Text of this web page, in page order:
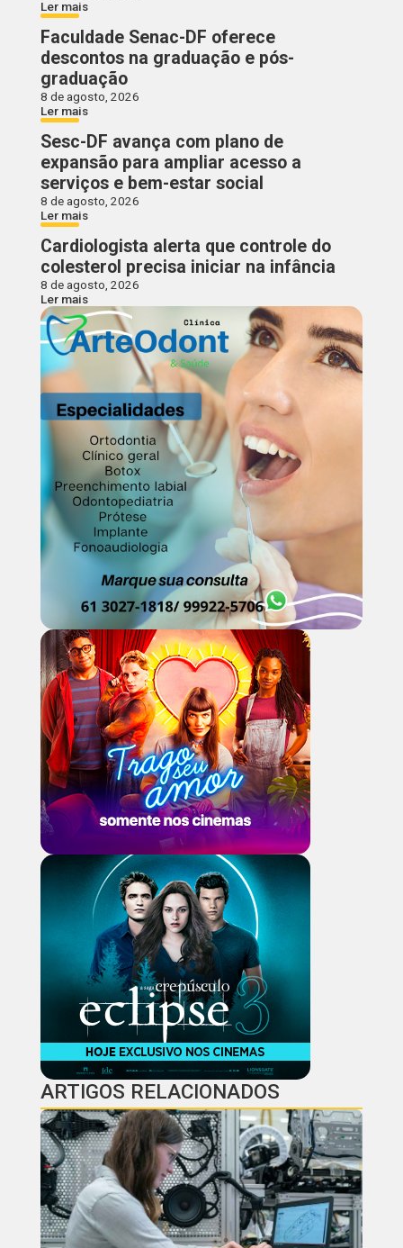
Ler mais
Faculdade Senac-DF oferece
descontos na graduação e pós-
graduação
8 de agosto, 2026
Ler mais
Sesc-DF avança com plano de
expansão para ampliar acesso a
serviços e bem-estar social
8 de agosto, 2026
Ler mais
Cardiologista alerta que controle do
colesterol precisa iniciar na infância
8 de agosto, 2026
Ler mais
ARTIGOS RELACIONADOS